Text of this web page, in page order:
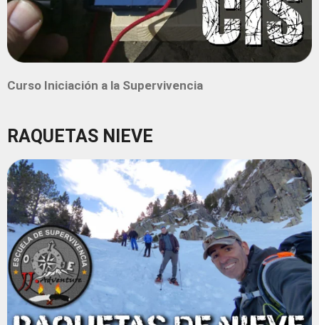
Curso Iniciación a la Supervivencia
RAQUETAS NIEVE